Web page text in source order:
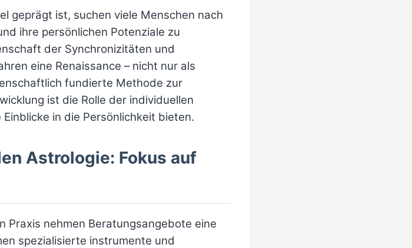
geprägt ist, suchen viele Menschen nach
ihre persönlichen Potenziale zu
der Synchronizitäten und
eine Renaissance – nicht nur als
fundierte Methode zur
ist die Rolle der individuellen
in die Persönlichkeit bieten.
Astrologie: Fokus auf
Praxis nehmen Beratungsangebote eine
spezialisierte instrumente und